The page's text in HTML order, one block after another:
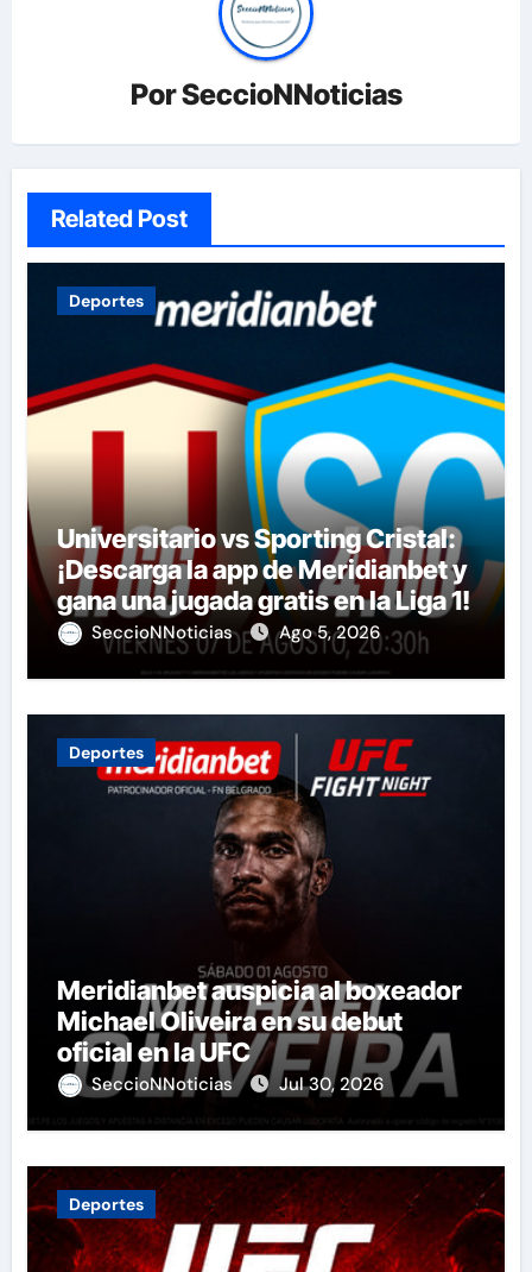
PorSeccioNNoticias
Related Post
Deportes
Universitario vs Sporting Cristal:
¡Descarga la app de Meridianbet y
gana una jugada gratis en la Liga 1!
SeccioNNoticias Ago 5, 2026
Deportes
Meridianbet auspicia al boxeador
Michael Oliveira en su debut
oficial en la UFC
SeccioNNoticias Jul 30, 2026
Deportes